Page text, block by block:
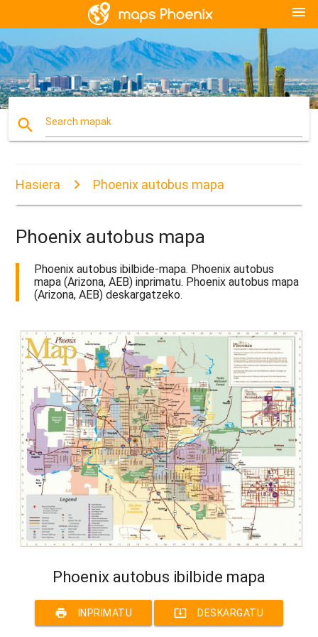
menu
search Search mapak
Hasiera Phoenix autobus mapa
Phoenix autobus mapa
Phoenix autobus ibilbide-mapa. Phoenix autobus
mapa (Arizona, AEB) inprimatu. Phoenix autobus mapa
(Arizona, AEB) deskargatzeko.
Phoenix autobus ibilbide mapa
print INPRIMATU system_update_alt DESKARGATU